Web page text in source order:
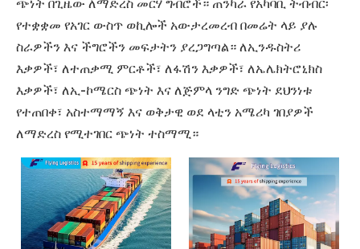
ጭነት በጊዜው ለማድረስ መርሃ ግብሮች። ጠንካራ የአካባቢ ትብብር፡
የተቋቋመ የአገር ውስጥ ወኪሎች አውታረመረብ በመሬት ላይ ያሉ
ስራዎችን እና ችግሮችን መፍታትን ያረጋግጣል። ለኢንዱስትሪ
እቃዎች፣ ለተጠቃሚ ምርቶች፣ ለፋሽን እቃዎች፣ ለኤሌክትሮኒክስ
እቃዎች፣ ለኢ-ኮሜርስ ጭነት እና ለጅምላ ንግድ ጭነት ደህንነቱ
የተጠበቀ፣ አስተማማኝ እና ወቅታዊ ወደ ላቲን አሜሪካ ገበያዎች
ለማድረስ የሚተገበር ጭነት ተስማሚ።